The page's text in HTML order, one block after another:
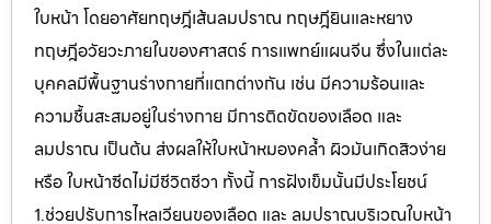
ใบหน้า โดยอาศัยทฤษฎีเส้นลมปราณ ทฤษฎียินและหยาง
ทฤษฎีอวัยวะภายในของศาสตร์ การแพทย์แผนจีน ซึ่งในแต่ละ
บุคคลมีพื้นฐานร่างกายที่แตกต่างกัน เช่น มีความร้อนและ
ความชื้นสะสมอยู่ในร่างกาย มีการติดขัดของเลือด และ
ลมปราณ เป็นต้น ส่งผลให้ใบหน้าหมองคล้ำ ผิวมันเกิดสิวง่าย
หรือ ใบหน้าซีดไม่มีชีวิตชีวา ทั้งนี้ การฝังเข็มนั้นมีประโยชน์
1.ช่วยปรับการไหลเวียนของเลือด และ ลมปราณบริเวณใบหน้า